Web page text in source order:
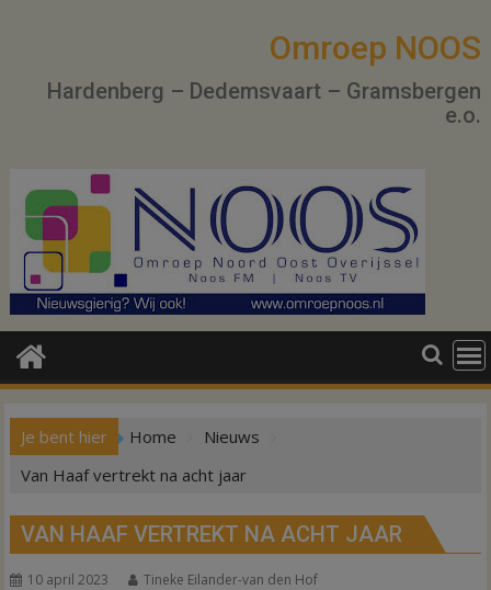
Omroep NOOS
Hardenberg – Dedemsvaart – Gramsbergen
e.o.
Je bent hier Home
Nieuws
Van Haaf vertrekt na acht jaar
VAN HAAF VERTREKT NA ACHT JAAR
10 april 2023 Tineke Eilander-van den Hof